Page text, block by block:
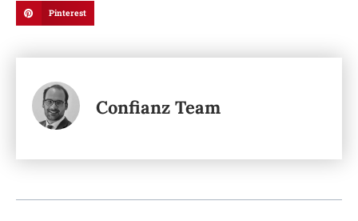
Pinterest
Confianz Team